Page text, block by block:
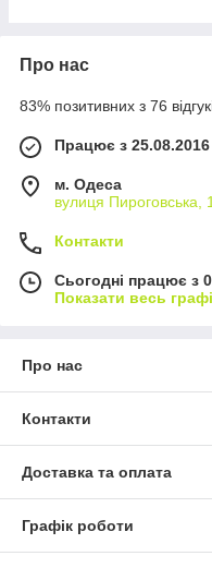
Про нас
83% позитивних з 76
Працює з 25.08.2016
м. Одеса
вулиця Пироговська,
Контакти
Сьогодні працює з
Показати весь
Про нас
Контакти
Доставка та оплата
Графік роботи